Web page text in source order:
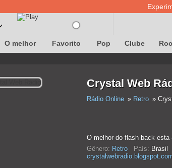
O melhor Favorito Pop Clube
Crystal Web
Rádio Online Retro
O melhor do flash back esta
Gênero: Retro País: Brasil